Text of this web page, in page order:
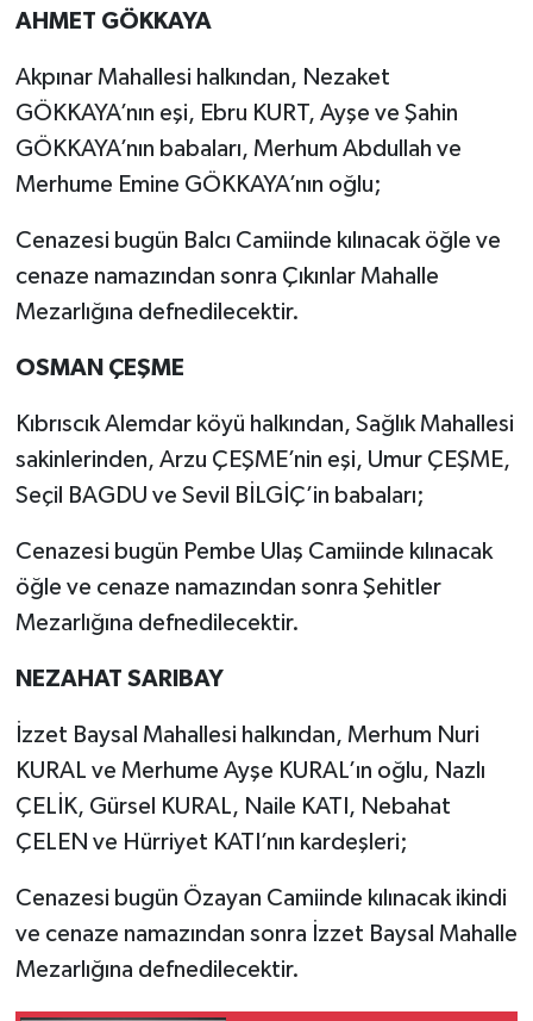
AHMET GÖKKAYA
Akpınar Mahallesi halkından, Nezaket
GÖKKAYA’nın eşi, Ebru KURT, Ayşe ve Şahin
GÖKKAYA’nın babaları, Merhum Abdullah ve
Merhume Emine GÖKKAYA’nın oğlu;
Cenazesi bugün Balcı Camiinde kılınacak öğle ve
cenaze namazından sonra Çıkınlar Mahalle
Mezarlığına defnedilecektir.
OSMAN ÇEŞME
Kıbrıscık Alemdar köyü halkından, Sağlık Mahallesi
sakinlerinden, Arzu ÇEŞME’nin eşi, Umur ÇEŞME,
Seçil BAGDU ve Sevil BİLGİÇ’in babaları;
Cenazesi bugün Pembe Ulaş Camiinde kılınacak
öğle ve cenaze namazından sonra Şehitler
Mezarlığına defnedilecektir.
NEZAHAT SARIBAY
İzzet Baysal Mahallesi halkından, Merhum Nuri
KURAL ve Merhume Ayşe KURAL’ın oğlu, Nazlı
ÇELİK, Gürsel KURAL, Naile KATI, Nebahat
ÇELEN ve Hürriyet KATI’nın kardeşleri;
Cenazesi bugün Özayan Camiinde kılınacak ikindi
ve cenaze namazından sonra İzzet Baysal Mahalle
Mezarlığına defnedilecektir.